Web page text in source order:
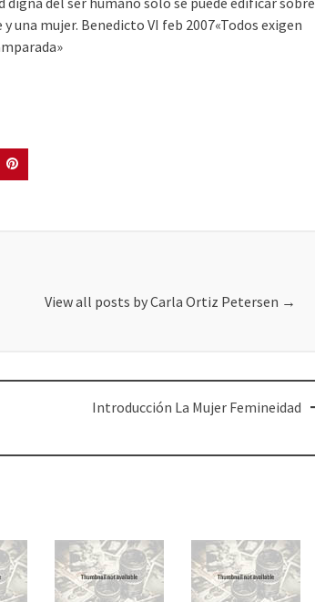
mujer. Benedicto VI feb 2007«Todos exigen
View all posts by Carla Ortiz Petersen →
Introducción La Mujer Femineidad